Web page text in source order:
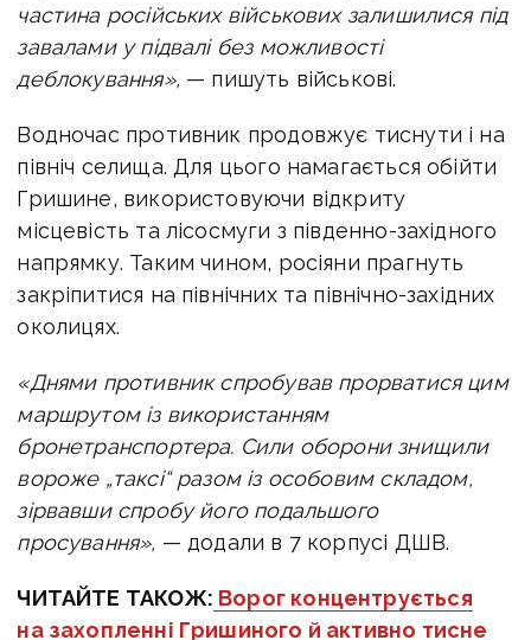
частина російських військових залишилися під
завалами у підвалі без можливості
деблокування», — пишуть військові.
Водночас противник продовжує тиснути і на
північ селища. Для цього намагається обійти
Гришине, використовуючи відкриту
місцевість та лісосмуги з південно-західного
напрямку. Таким чином, росіяни прагнуть
закріпитися на північних та північно-західних
околицях.
«Днями противник спробував прорватися цим
маршрутом із використанням
бронетранспортера. Сили оборони знищили
вороже „таксі“ разом із особовим складом,
зірвавши спробу його подальшого
просування», — додали в 7 корпусі ДШВ.
ЧИТАЙТЕ ТАКОЖ: Ворог концентрується
на захопленні Гришиного й активно тисне